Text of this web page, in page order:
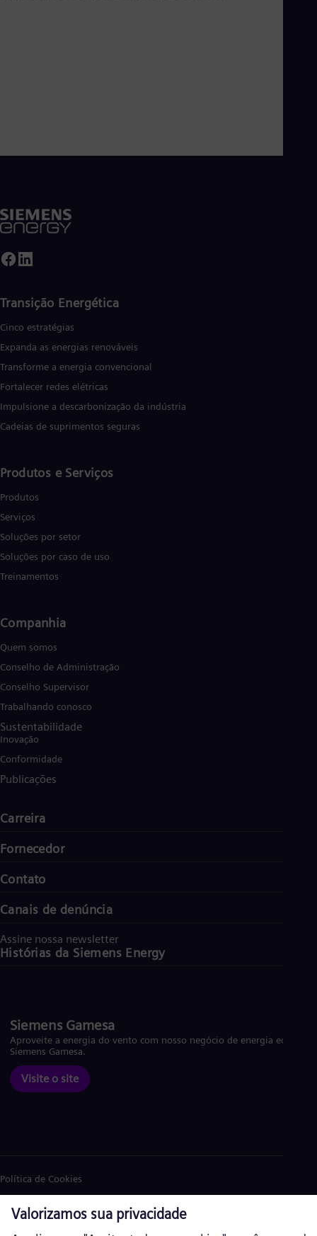
Transição Energética
Cinco estratégias
Expanda as energias renováveis
Transforme a energia convencional
Fortalecer redes elétricas
Impulsione a descarbonização da indústria
Cadeias de suprimentos seguras
Produtos e Serviços
Produtos
Serviços
Soluções por setor
Soluções por caso de uso
Treinamentos
Companhia
Quem somos
Conselho de Administração
Conselho Supervisor
Trabalhando conosco
Sustentabilidade
Inovação
Conformidade
Publicações
Carreira
Fornecedor
Contato
Canais de denúncia
Assine nossa newsletter
Histórias da Siemens Energy
Siemens Gamesa
Aproveite a energia do vento com nosso negócio de energia eólica
Siemens Gamesa.
Visite o site
Política de Cookies
Termos de Uso